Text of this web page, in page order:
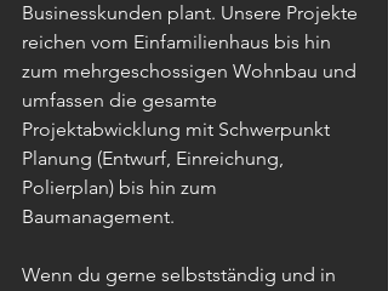
Businesskunden plant. Unsere Projekte
reichen vom Einfamilienhaus bis hin
zum mehrgeschossigen Wohnbau und
umfassen die gesamte
Projektabwicklung mit Schwerpunkt
Planung (Entwurf, Einreichung,
Polierplan) bis hin zum
Baumanagement.
Wenn du gerne selbstständig und in